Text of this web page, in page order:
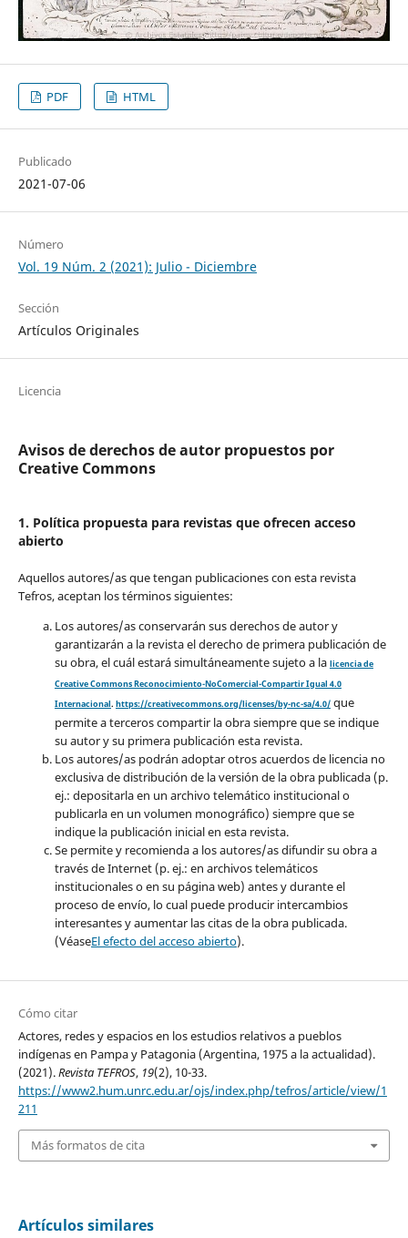
PDF HTML
Publicado
2021-07-06
Número
Vol. 19 Núm. 2 (2021): Julio - Diciembre
Sección
Artículos Originales
Licencia
Avisos de derechos de autor propuestos por
Creative Commons
1. Política propuesta para revistas que ofrecen acceso
abierto
Aquellos autores/as que tengan publicaciones con esta revista
Tefros, aceptan los términos siguientes:
Los autores/as conservarán sus derechos de autor y
garantizarán a la revista el derecho de primera publicación de
su obra, el cuál estará simultáneamente sujeto a la licencia de
Creative Commons Reconocimiento-NoComercial-Compartir Igual 4.0
Internacional. https://creativecommons.org/licenses/by-nc-sa/4.0/que
permite a terceros compartir la obra siempre que se indique
su autor y su primera publicación esta revista.
Los autores/as podrán adoptar otros acuerdos de licencia no
exclusiva de distribución de la versión de la obra publicada (p.
ej.: depositarla en un archivo telemático institucional o
publicarla en un volumen monográfico) siempre que se
indique la publicación inicial en esta revista.
Se permite y recomienda a los autores/as difundir su obra a
través de Internet (p. ej.: en archivos telemáticos
institucionales o en su página web) antes y durante el
proceso de envío, lo cual puede producir intercambios
interesantes y aumentar las citas de la obra publicada.
(VéaseEl efecto del acceso abierto).
Cómo citar
Actores, redes y espacios en los estudios relativos a pueblos
indígenas en Pampa y Patagonia (Argentina, 1975 a la actualidad).
(2021).Revista TEFROS, 19(2), 10-33.
https://www2.hum.unrc.edu.ar/ojs/index.php/tefros/article/view/1
211
Más formatos de cita
Artículos similares